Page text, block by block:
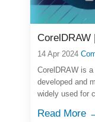
CorelDRAW
14 Apr 2024
CorelDRAW is
developed and
widely used for
Read More